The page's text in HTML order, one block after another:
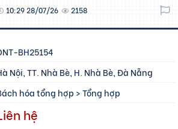
10:29 28/07/26 2158
BH25154
Nội, TT. Nhà Bè, H. Nhà Bè, Đà Nẵng
hóa tổng hợp >Tổng hợp
hệ